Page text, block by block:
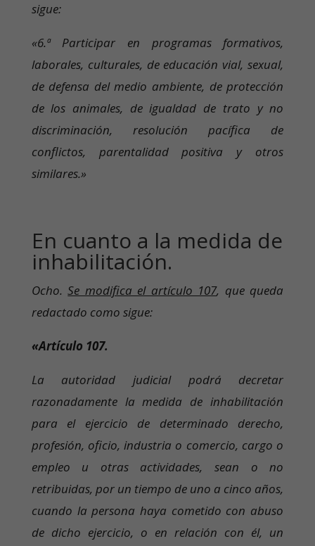
sigue:
«6.ª Participar en programas formativos,
laborales, culturales, de educación vial, sexual,
de defensa del medio ambiente, de protección
de los animales, de igualdad de trato y no
discriminación, resolución pacífica de
conflictos, parentalidad positiva y otros
similares.»
En cuanto a la medida de
inhabilitación.
Ocho.Se modifica el artículo 107, que queda
redactado como sigue:
«Artículo 107.
La autoridad judicial podrá decretar
razonadamente la medida de inhabilitación
para el ejercicio de determinado derecho,
profesión, oficio, industria o comercio, cargo o
empleo u otras actividades, sean o no
retribuidas, por un tiempo de uno a cinco años,
cuando la persona haya cometido con abuso
de dicho ejercicio, o en relación con él, un